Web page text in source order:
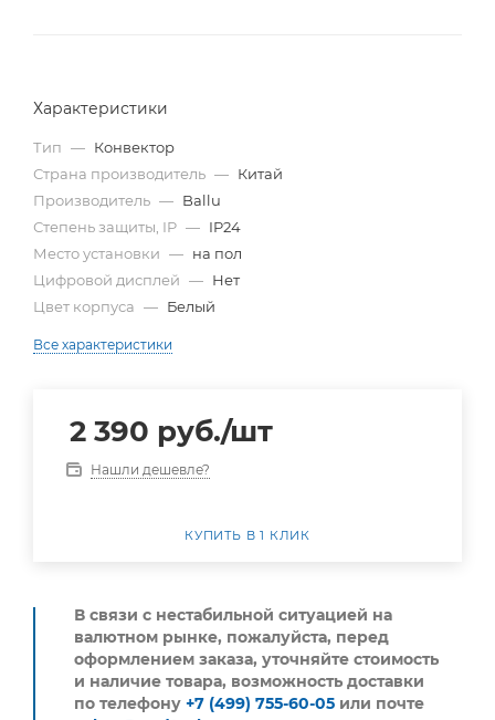
Характеристики
Тип — Конвектор
Страна производитель — Китай
Производитель — Ballu
Степень защиты, IP — IP24
Место установки — на пол
Цифровой дисплей — Нет
Цвет корпуса — Белый
Все характеристики
2 390 руб./шт
Нашли дешевле?
КУПИТЬ В 1 КЛИК
В связи с нестабильной ситуацией на
валютном рынке, пожалуйста, перед
оформлением заказа, уточняйте стоимость
и наличие товара, возможность доставки
по телефону +7 (499) 755-60-05 или почте